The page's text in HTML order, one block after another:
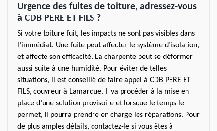
Urgence des fuites de toiture, adressez-vous
à CDB PERE ET FILS ?
Si votre toiture fuit, les impacts ne sont pas visibles dans
l’immédiat. Une fuite peut affecter le système d’isolation,
et affecte son efficacité. La charpente peut se déformer
aussi suite à une humidité. Pour éviter de telles
situations, il est conseillé de faire appel à CDB PERE ET
FILS, couvreur à Lamarque. Il va procéder à la mise en
place d’une solution provisoire et lorsque le temps le
permet, il pourra prendre en charge les réparations. Pour
de plus amples détails, contactez-le si vous êtes à